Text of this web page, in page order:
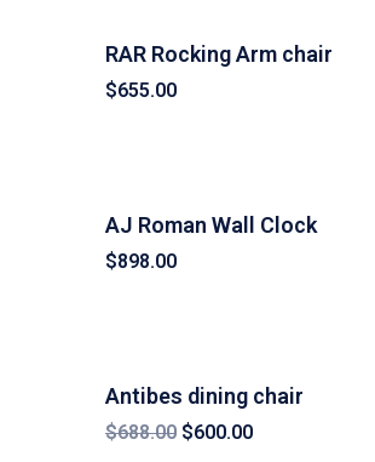
RAR Rocking Arm chair
$655.00
AJ Roman Wall Clock
$898.00
Antibes dining chair
$688.00 $600.00